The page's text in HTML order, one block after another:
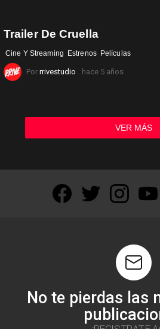
Cine Y Streaming Estrenos Películas
Trailer De Cruella
Por rrivestudio hace 5 años
VER MÁS
facebooktwitter instagram
No te pierdas las